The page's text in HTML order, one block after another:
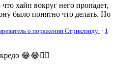
хайп вокруг него пропадет,
было понятно что делать. Но
о поражении Стриклэнду · 1
😂😂👍🏻